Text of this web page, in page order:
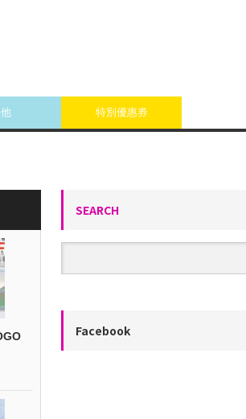
特別優惠券
SEARCH
Facebook